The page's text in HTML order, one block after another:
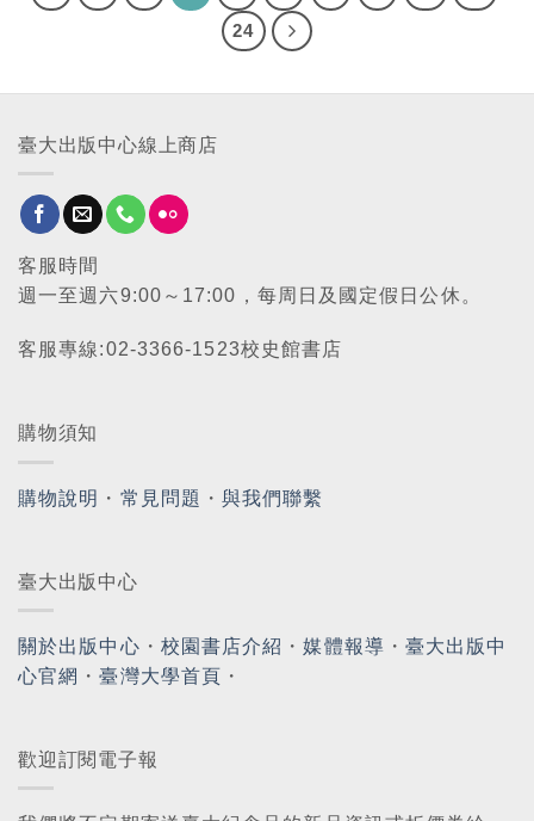
24
臺大出版中心線上商店
客服時間
週一至週六9:00～17:00，每周日及國定假日公休。
客服專線:02-3366-1523校史館書店
購物須知
購物說明 ・ 常見問題 ・與我們聯繫
臺大出版中心
關於出版中心 ・ 校園書店介紹 ・媒體報導 ・ 臺大出版中
心官網 ・臺灣大學首頁 ・
歡迎訂閱電子報